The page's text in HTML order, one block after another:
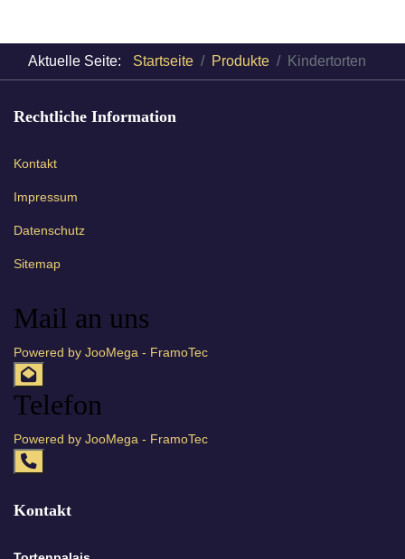
Aktuelle Seite: Startseite Produkte Kindertorten
Rechtliche Information
Kontakt
Impressum
Datenschutz
Sitemap
Mail an uns
Powered by JooMega - FramoTec
Telefon
Powered by JooMega - FramoTec
Kontakt